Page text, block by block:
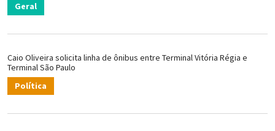
Geral
Caio Oliveira solicita linha de ônibus entre Terminal Vitória Régia e
Terminal São Paulo
Política